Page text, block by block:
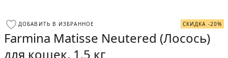
ДОБАВИТЬ В ИЗБРАННОЕ СКИДКА -20%
Farmina Matisse Neutered (Лосось)
для кошек, 1,5 кг